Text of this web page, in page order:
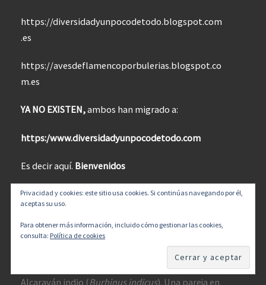
https://diversidadyunpocodetodo.blogspot.com
.es
https://avesdeflamencoporbulerias.blogspot.co
m.es
YA NO EXISTEN,ambos han migrado a:
https:/www.diversidadyunpocodetodo.com
Es decir aquí. Bienvenidos
Alcaraván indio (Burhinus indicus). Una pareja en
Privacidad y cookies: este sitio usa cookies. Si continúas navegando por él,
aceptas su uso.
Para obtener más información, incluido cómo gestionar las cookies,
consulta: Política de cookies